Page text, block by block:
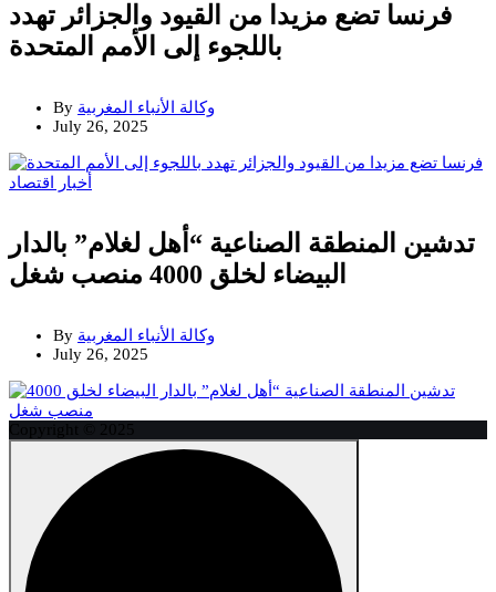
فرنسا تضع مزيدا من القيود والجزائر تهدد
باللجوء إلى الأمم المتحدة
By وكالة الأنباء المغربية
July 26, 2025
أخبار اقتصاد
تدشين المنطقة الصناعية “أهل لغلام” بالدار
البيضاء لخلق 4000 منصب شغل
By وكالة الأنباء المغربية
July 26, 2025
Copyright © 2025